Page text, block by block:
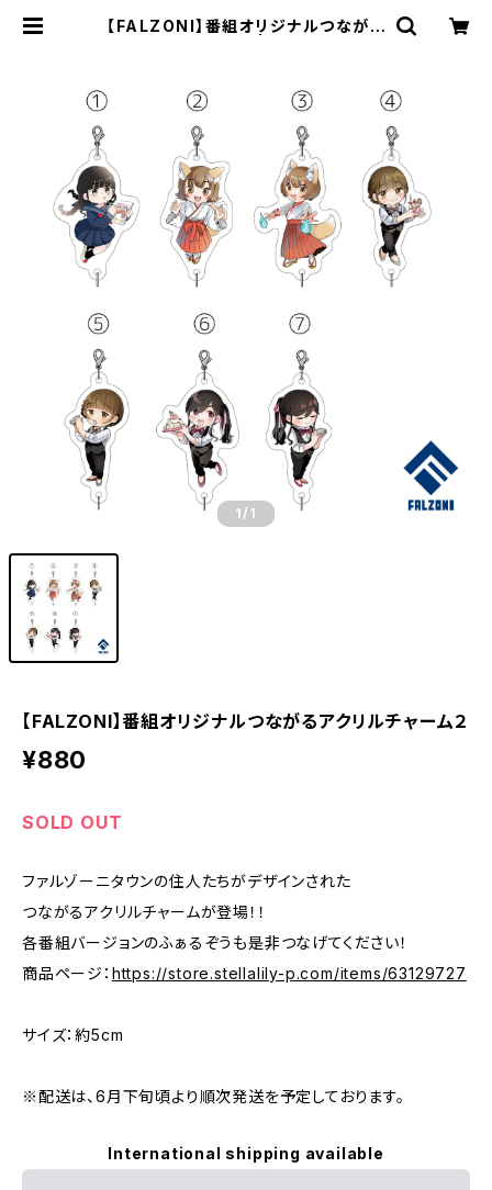
【FALZONI】番組オリジナルつながる
1 /1
【FALZONI】番組オリジナルつながるアクリルチャーム２
¥880
SOLD OUT
ファルゾーニタウンの住人たちがデザインされた
つながるアクリルチャームが登場！！
各番組バージョンのふぁるぞうも是非つなげてください！
商品ページ： https://store.stellalily-p.com/items/63129727
サイズ：約5cm
※配送は、6月下旬頃より順次発送を予定しております。
International shipping available